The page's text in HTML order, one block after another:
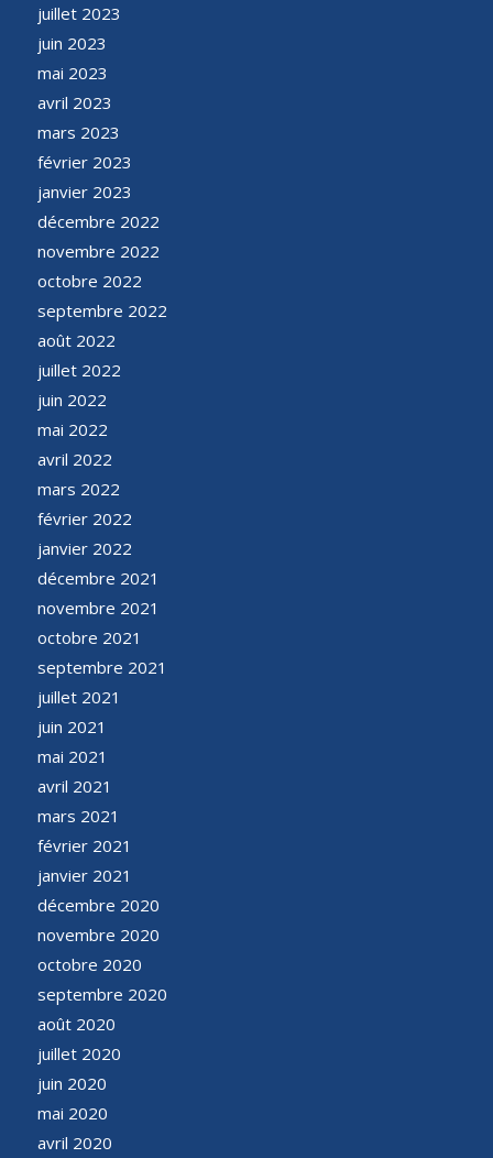
juillet 2023
juin 2023
mai 2023
avril 2023
mars 2023
février 2023
janvier 2023
décembre 2022
novembre 2022
octobre 2022
septembre 2022
août 2022
juillet 2022
juin 2022
mai 2022
avril 2022
mars 2022
février 2022
janvier 2022
décembre 2021
novembre 2021
octobre 2021
septembre 2021
juillet 2021
juin 2021
mai 2021
avril 2021
mars 2021
février 2021
janvier 2021
décembre 2020
novembre 2020
octobre 2020
septembre 2020
août 2020
juillet 2020
juin 2020
mai 2020
avril 2020